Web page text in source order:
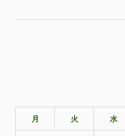
月 火 水